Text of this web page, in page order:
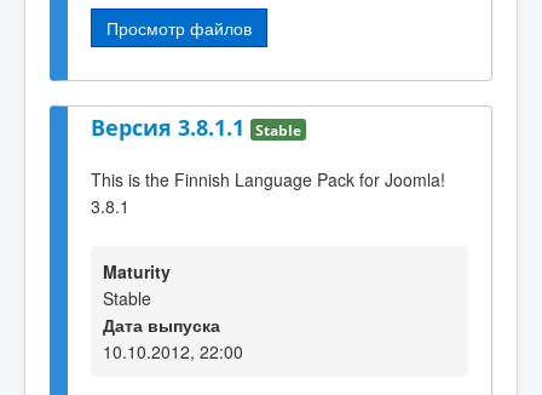
Просмотр файлов
Версия 3.8.1.1 Stable
This is the Finnish Language Pack for Joomla!
3.8.1
Maturity
Stable
Дата выпуска
10.10.2012, 22:00